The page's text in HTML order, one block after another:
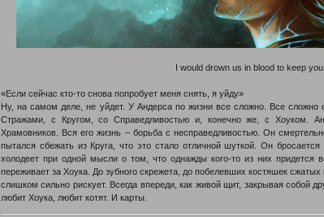
I would drown us in blood to keep you
«Если сейчас кто-то снова попробует меня снять, я уйду»
Ну, на самом деле, не уйдет. У Андерса по жизни все сложно. Все
Стражами, с Кругом, со Справедливостью и, конечно же, с Хоуком.
Храмовников. Вся его жизнь – борьба с несправедливостью. Он
пытался сбежать из Круга, что это стало отличной шуткой. Он
холодеет при одной мысли о том, что однажды кого-то из них придется
переживает за Хоука. До зубного скрежета, до побелевших костяшек
слишком сильно рискует. Всегда впереди, как живой щит, закрывая собой
любит Хоука, любит котят. И карты.